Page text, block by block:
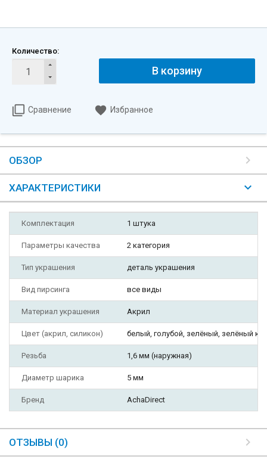
Количество:
В корзину
Сравнение Избранное
ОБЗОР
ХАРАКТЕРИСТИКИ
Комплектация 1 штука
Параметры качества 2 категория
Тип украшения деталь украшения
Вид пирсинга все виды
Материал украшения Акрил
Цвет (акрил, силикон) белый, голубой, зелёный, зелёный
Резьба 1,6 мм (наружная)
Диаметр шарика 5 мм
Бренд AchaDirect
ОТЗЫВЫ (0)